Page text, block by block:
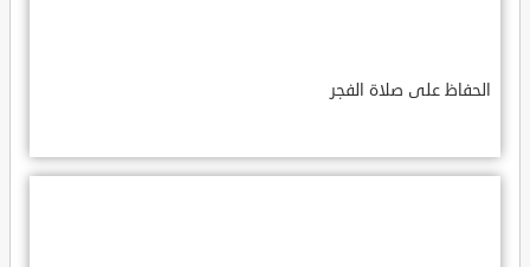
الحفاظ على صلاة الفجر